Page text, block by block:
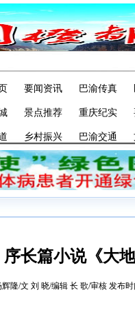
要闻资讯 巴渝传真
景点推荐 重庆纪实
乡村振兴 巴渝交通
长篇小说《大
隆/文 刘 晓/编辑 长 歌/审核 发布时